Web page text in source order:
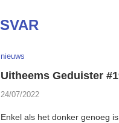
SVAR
nieuws
Uitheems Geduister
24/07/2022
Enkel als het donker genoeg